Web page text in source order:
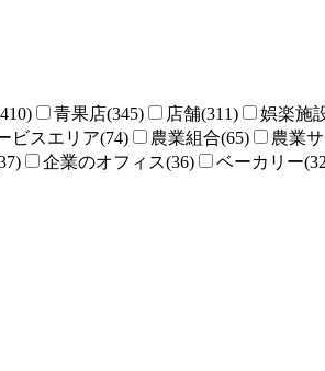
青果店(345) 店舗(311) 娯楽施
ビスエリア(74) 農業組合(65)
農業
企業のオフィス(36) ベーカリー